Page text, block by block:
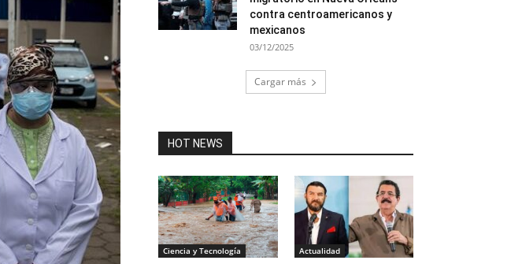
contra centroamericanos y
mexicanos
03/12/2025
Cargar más
HOT NEWS
Ciencia y Tecnología Actualidad